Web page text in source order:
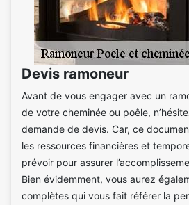
Devis ramoneur
Avant de vous engager avec un
de votre cheminée ou poêle,
demande de devis. Car, ce
les ressources financières et
prévoir pour assurer
Bien évidemment, vous aurez
complètes qui vous fait référer la